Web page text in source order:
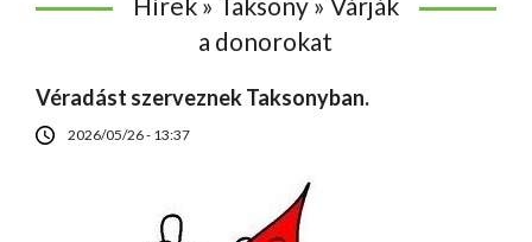
a donorokat
Véradást szerveznek Taksonyban.
2026/05/26 - 13:37